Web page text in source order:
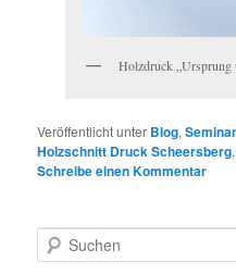
Holzdruck „Ursprung
Veröffentlicht unter Blog,
Holzschnitt Druck Scheersberg
Schreibe einen Kommentar
u